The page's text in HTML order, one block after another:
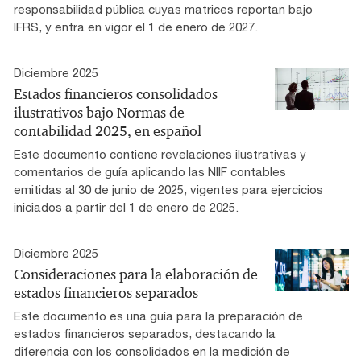
responsabilidad pública cuyas matrices reportan bajo
IFRS, y entra en vigor el 1 de enero de 2027.
Diciembre 2025
Estados financieros consolidados
ilustrativos bajo Normas de
contabilidad 2025, en español
Este documento contiene revelaciones ilustrativas y
comentarios de guía aplicando las NIIF contables
emitidas al 30 de junio de 2025, vigentes para ejercicios
iniciados a partir del 1 de enero de 2025.
Diciembre 2025
Consideraciones para la elaboración de
estados financieros separados
Este documento es una guía para la preparación de
estados financieros separados, destacando la
diferencia con los consolidados en la medición de